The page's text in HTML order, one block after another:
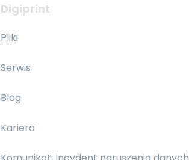
Digiprint
Pliki
Serwis
Blog
Kariera